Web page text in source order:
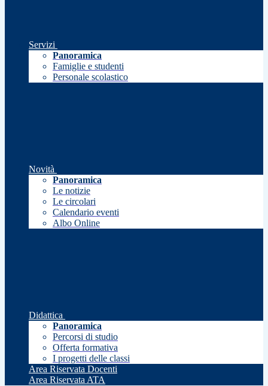
Servizi
Panoramica
Famiglie e studenti
Personale scolastico
Novità
Panoramica
Le notizie
Le circolari
Calendario eventi
Albo Online
Didattica
Panoramica
Percorsi di studio
Offerta formativa
I progetti delle classi
Area Riservata Docenti
Area Riservata ATA